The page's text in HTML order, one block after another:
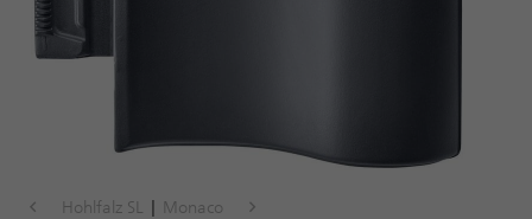
Hohlfalz SL | Monaco